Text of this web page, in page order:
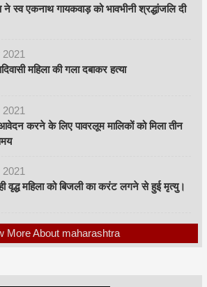
ने स्व एकनाथ गायकवाड़ को भावभीनी श्रद्धांजलि दी
2021
महिला की गला दबाकर हत्या
2021
करने के लिए पावरलूम मालिकों को मिला तीन
2021
वृद्ध महिला को बिजली का करंट लगने से हुई मृत्यु।
More About maharashtra